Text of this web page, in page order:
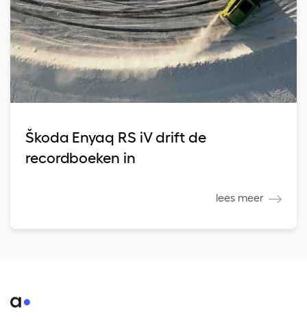
Škoda Enyaq RS iV drift de
recordboeken in
lees meer